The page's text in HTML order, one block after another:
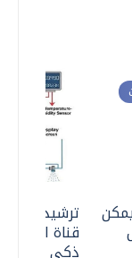
ترشيدا
قناة